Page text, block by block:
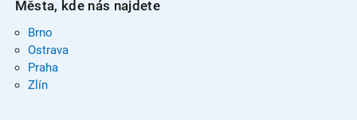
Města, kde nás najdete
Brno
Ostrava
Praha
Zlín